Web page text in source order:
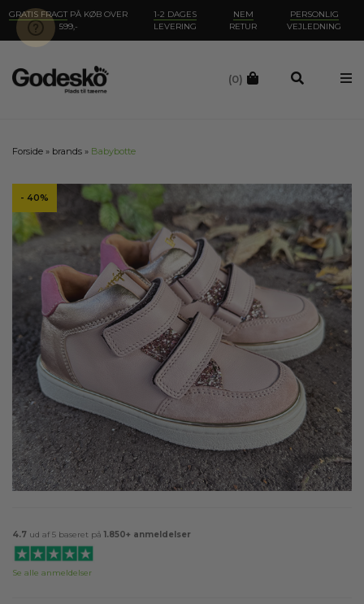
GRATIS FRAGT PÅ KØB OVER
599,-
1-2 DAGES
LEVERING
NEM
RETUR
PERSONLIG
VEJLEDNING
(0)
Forside » brands » Babybotte
- 40%
4.7 ud af 5 baseret på1.850+ anmeldelser
Se alle anmeldelser